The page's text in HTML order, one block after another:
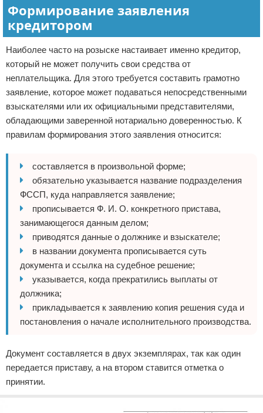
Формирование заявления
кредитором
Наиболее часто на розыске настаивает именно кредитор,
который не может получить свои средства от
неплательщика. Для этого требуется составить грамотно
заявление, которое может подаваться непосредственными
взыскателями или их официальными представителями,
обладающими заверенной нотариально доверенностью. К
правилам формирования этого заявления относится:
составляется в произвольной форме;
обязательно указывается название подразделения
ФССП, куда направляется заявление;
прописывается Ф. И. О. конкретного пристава,
занимающегося данным делом;
приводятся данные о должнике и взыскателе;
в названии документа прописывается суть
документа и ссылка на судебное решение;
указывается, когда прекратились выплаты от
должника;
прикладывается к заявлению копия решения суда и
постановления о начале исполнительного производства.
Документ составляется в двух экземплярах, так как один
передается приставу, а на втором ставится отметка о
принятии.